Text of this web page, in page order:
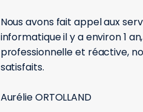
Nous avons fait appel aux
informatique il y a environ 1
professionnelle et réactive,
satisfaits.
Aurélie ORTOLLAND